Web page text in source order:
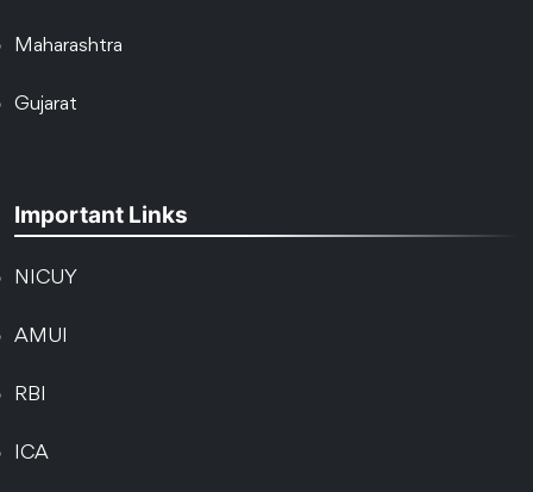
Maharashtra
Gujarat
Important Links
NICUY
AMUI
RBI
ICA